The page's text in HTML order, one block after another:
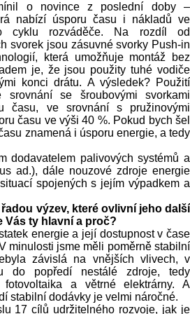
o novince z poslední doby –
nabízí úsporu času i nákladů ve
cyklu rozváděče. Na rozdíl od
svorek jsou zásuvné svorky Push-in
která umožňuje montáž bez
je, že jsou použity tuhé vodiče
konci drátu. A výsledek? Použití
srovnání se šroubovými svorkami
času, ve srovnání s pružinovými
času ve výši 40 %. Pokud bych šel
znamená i úsporu energie, a tedy
dodavatelem palivových systémů a
ad.), dále nouzové zdroje energie
spojených s jejím výpadkem a
výzev, které ovlivní jeho další
Vás ty hlavní a proč?
energie a její dostupnost v čase
minulosti jsme měli poměrně stabilní
závislá na vnějších vlivech, v
do popředí nestálé zdroje, tedy
fotovoltaika a větrné elektrárny. A
stabilní dodávky je velmi náročné.
17 cílů udržitelného rozvoje, jak je